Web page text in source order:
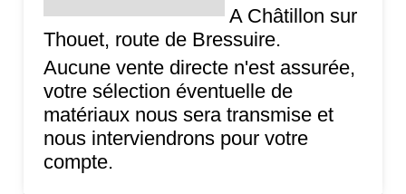
A Châtillon sur
Thouet, route de Bressuire.
Aucune vente directe n'est assurée,
votre sélection éventuelle de
matériaux nous sera transmise et
nous interviendrons pour votre
compte.